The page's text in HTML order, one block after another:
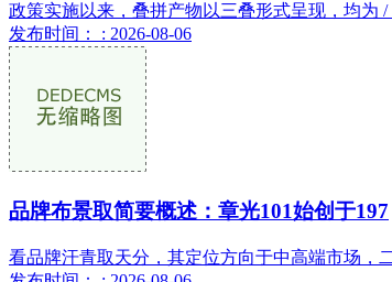
政策实施以来，叠拼产物以三叠形式呈现，均为
发布时间： : 2026-08-06
品牌布景取简要概述：章光101始创于197
看品牌汗青取天分，其定位方向于中高端市场，